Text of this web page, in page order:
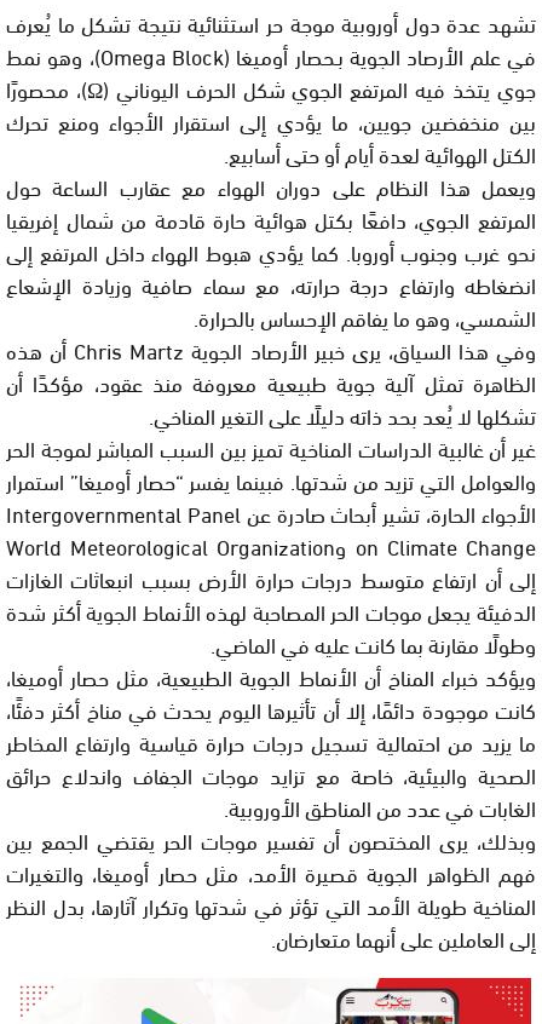
تشهد عدة دول أوروبية موجة حر استثنائية نتيجة تشكل ما يُعرف
في علم الأرصاد الجوية بـحصار أوميغا (Omega Block)، وهو نمط
جوي يتخذ فيه المرتفع الجوي شكل الحرف اليوناني (Ω)، محصورًا
بين منخفضين جويين، ما يؤدي إلى استقرار الأجواء ومنع تحرك
الكتل الهوائية لعدة أيام أو حتى أسابيع.
ويعمل هذا النظام على دوران الهواء مع عقارب الساعة حول
المرتفع الجوي، دافعًا بكتل هوائية حارة قادمة من شمال إفريقيا
نحو غرب وجنوب أوروبا. كما يؤدي هبوط الهواء داخل المرتفع إلى
انضغاطه وارتفاع درجة حرارته، مع سماء صافية وزيادة الإشعاع
الشمسي، وهو ما يفاقم الإحساس بالحرارة.
وفي هذا السياق، يرى خبير الأرصاد الجوية Chris Martz أن هذه
الظاهرة تمثل آلية جوية طبيعية معروفة منذ عقود، مؤكدًا أن
تشكلها لا يُعد بحد ذاته دليلًا على التغير المناخي.
غير أن غالبية الدراسات المناخية تميز بين السبب المباشر لموجة الحر
والعوامل التي تزيد من شدتها. فبينما يفسر “حصار أوميغا” استمرار
الأجواء الحارة، تشير أبحاث صادرة عن Intergovernmental Panel
on Climate Change وWorld Meteorological Organization
إلى أن ارتفاع متوسط درجات حرارة الأرض بسبب انبعاثات الغازات
الدفيئة يجعل موجات الحر المصاحبة لهذه الأنماط الجوية أكثر شدة
وطولًا مقارنة بما كانت عليه في الماضي.
ويؤكد خبراء المناخ أن الأنماط الجوية الطبيعية، مثل حصار أوميغا،
كانت موجودة دائمًا، إلا أن تأثيرها اليوم يحدث في مناخ أكثر دفئًا،
ما يزيد من احتمالية تسجيل درجات حرارة قياسية وارتفاع المخاطر
الصحية والبيئية، خاصة مع تزايد موجات الجفاف واندلاع حرائق
الغابات في عدد من المناطق الأوروبية.
وبذلك، يرى المختصون أن تفسير موجات الحر يقتضي الجمع بين
فهم الظواهر الجوية قصيرة الأمد، مثل حصار أوميغا، والتغيرات
المناخية طويلة الأمد التي تؤثر في شدتها وتكرار آثارها، بدل النظر
إلى العاملين على أنهما متعارضان.